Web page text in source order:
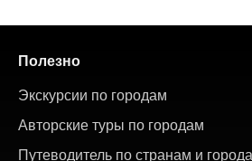
Полезно
Экскурсии по городам
Авторские туры по городам
Путеводитель по странам и